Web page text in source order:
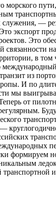
морского
служения, —
экспорт
Это
связанности
в том
из
И по
мы
от
формируем
транспортной